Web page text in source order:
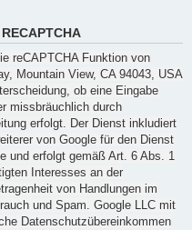
reCAPTCHA Funktion von
Mountain View, CA 94043, USA
ob eine Eingabe
missbräuchlich durch
erfolgt. Der Dienst inkludiert
von Google für den Dienst
und erfolgt gemäß Art. 6 Abs. 1
Interesses an der
von Handlungen im
und Spam. Google LLC mit
Datenschutzübereinkommen